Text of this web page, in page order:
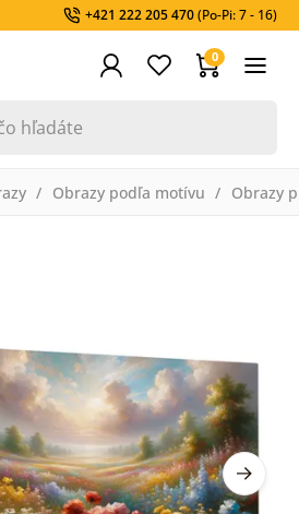
+421 222 205 470(Po-Pi: 7 - 16)
0
Obrazy podľa motívu Obrazy